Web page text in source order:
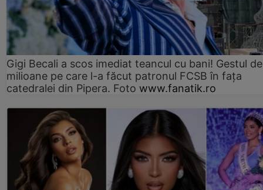
Gigi Becali a scos imediat teancul cu bani! Gestul de
milioane pe care l-a făcut patronul FCSB în fața
catedralei din Pipera. Foto www.fanatik.ro